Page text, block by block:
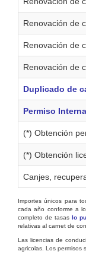
Renovación de
Renovación de
Renovación de
Duplicado de
Permiso
(*) Obtención
(*) Obtención
Canjes,
Importes únicos para
cada año conforme a
completo de tasas lo
relativas al carnet de
Las licencias de
agricolas. Los permisos